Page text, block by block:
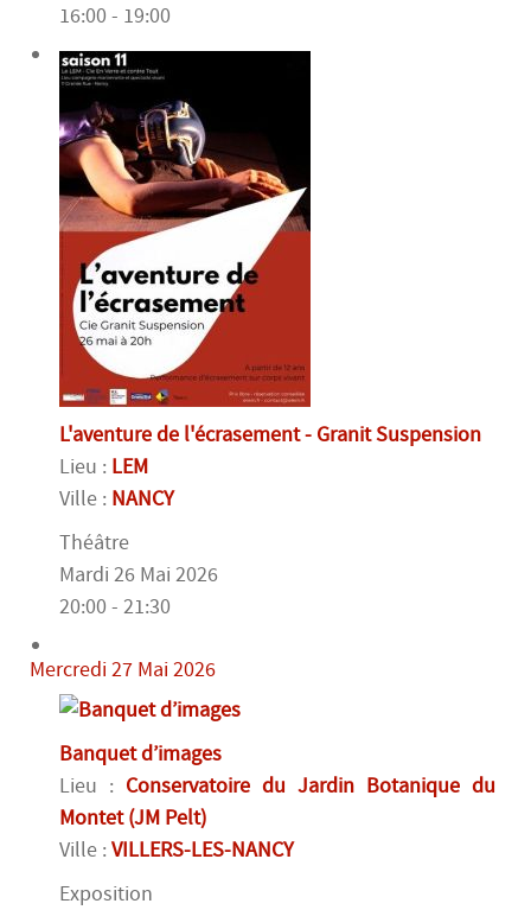
16:00 - 19:00
L'aventure de l'écrasement - Granit Suspension
Lieu : LEM
Ville : NANCY
Théâtre
Mardi 26 Mai 2026
20:00 - 21:30
Mercredi 27 Mai 2026
Banquet d’images
Lieu : Conservatoire du Jardin Botanique du
Montet (JM Pelt)
Ville : VILLERS-LES-NANCY
Exposition